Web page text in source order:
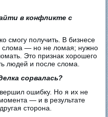
в конфликте с
смогу получить. В бизнесе
слома — но не ломая; нужно
Это признак хорошего
людей и после слома.
сорвалась?
ошибку. Но я их не
— и в результате
сторона.